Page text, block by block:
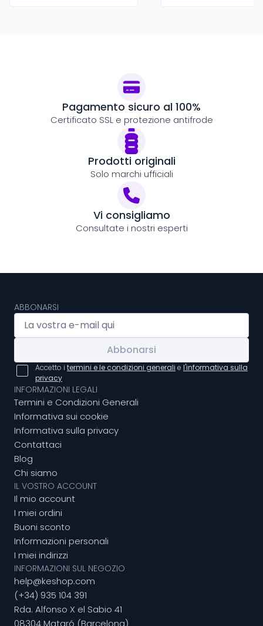
Pagamento sicuro al 100%
Certificato SSL e protezione antifrode
Prodotti originali
Solo marchi ufficiali
Vi consigliamo
Consultate i nostri esperti
ABBONARSI
Abbonarsi
Accetto i termini e le condizioni generali e l'informativa sulla
privacy
INFORMAZIONI LEGALI
Termini e Condizioni Generali
Informativa sui cookie
Informativa sulla privacy
Contattaci
Blog
Chi siamo
IL VOSTRO ACCOUNT
Il mio account
I miei ordini
Buoni sconto
Informazioni personali
I miei indirizzi
INFORMAZIONI SUL NEGOZIO
help@keshop.com
(+34) 935 104 391
Rda. Alfonso X el Sabio 41
08304 Mataró (Barcelona)